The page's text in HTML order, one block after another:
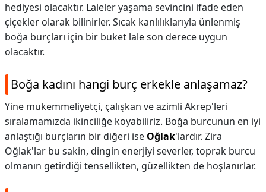
hediyesi olacaktır. Laleler yaşama sevincini ifade eden
çiçekler olarak bilinirler. Sıcak kanlılıklarıyla ünlenmiş
boğa burçları için bir buket lale son derece uygun
olacaktır.
Boğa kadını hangi burç erkekle anlaşamaz?
Yine mükemmeliyetçi, çalışkan ve azimli Akrep'leri
sıralamamızda ikinciliğe koyabiliriz. Boğa burcunun en iyi
anlaştığı burçların bir diğeri ise Oğlak'lardır. Zira
Oğlak'lar bu sakin, dingin enerjiyi severler, toprak burcu
olmanın getirdiği tensellikten, güzellikten de hoşlanırlar.